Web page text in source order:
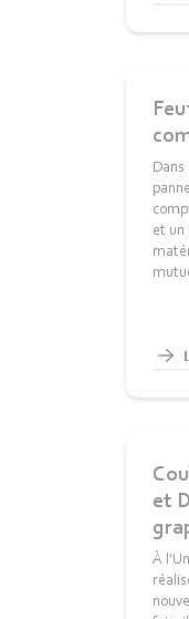
et un
et
À